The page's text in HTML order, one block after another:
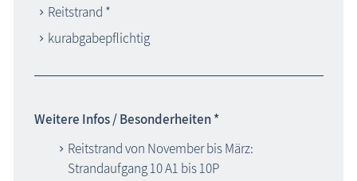
Reitstrand *
kurabgabepflichtig
Weitere Infos / Besonderheiten *
Reitstrand von November bis März:
Strandaufgang 10 A1 bis 10P